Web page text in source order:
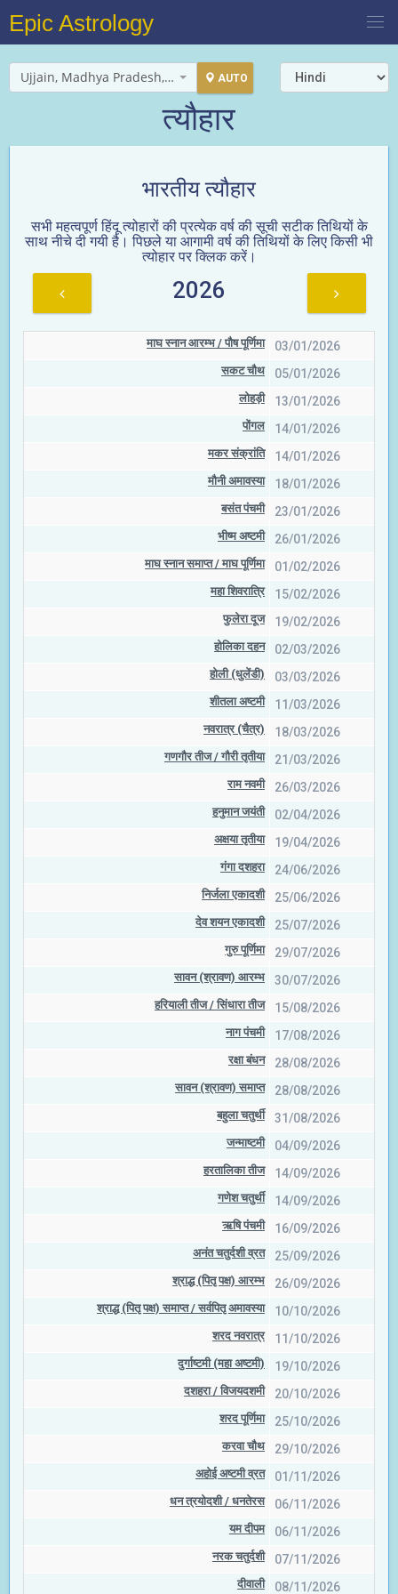
Epic Astrology
Ujjain, Madhya Pradesh, India AUTO
त्यौहार
भारतीय त्यौहार
सभी महत्वपूर्ण हिंदू त्योहारों की प्रत्येक वर्ष की सूची सटीक तिथियों के
साथ नीचे दी गयी है। पिछले या आगामी वर्ष की तिथियों के लिए किसी भी
त्योहार पर क्लिक करें।
2026
माघ स्नान आरम्भ / पौष पूर्णिमा 03/01/2026
सकट चौथ 05/01/2026
लोहड़ी 13/01/2026
पोंगल 14/01/2026
मकर संक्रांति 14/01/2026
मौनी अमावस्या 18/01/2026
बसंत पंचमी 23/01/2026
भीष्म अष्टमी 26/01/2026
माघ स्नान समाप्त / माघ पूर्णिमा 01/02/2026
महा शिवरात्रि 15/02/2026
फुलेरा दूज 19/02/2026
होलिका दहन 02/03/2026
होली (धुलेंडी) 03/03/2026
शीतला अष्टमी 11/03/2026
नवरात्र (चैत्र) 18/03/2026
गणगौर तीज / गौरी तृतीया 21/03/2026
राम नवमी 26/03/2026
हनुमान जयंती 02/04/2026
अक्षया तृतीया 19/04/2026
गंगा दशहरा 24/06/2026
निर्जला एकादशी 25/06/2026
देव शयन एकादशी 25/07/2026
गुरु पूर्णिमा 29/07/2026
सावन (श्रावण) आरम्भ 30/07/2026
हरियाली तीज / सिंधारा तीज 15/08/2026
नाग पंचमी 17/08/2026
रक्षा बंधन 28/08/2026
सावन (श्रावण) समाप्त 28/08/2026
बहुला चतुर्थी 31/08/2026
जन्माष्टमी 04/09/2026
हरतालिका तीज 14/09/2026
गणेश चतुर्थी 14/09/2026
ऋषि पंचमी 16/09/2026
अनंत चतुर्दशी व्रत 25/09/2026
श्राद्ध (पितृ पक्ष) आरम्भ 26/09/2026
श्राद्ध (पितृ पक्ष) समाप्त / सर्वपितृ अमावस्या 10/10/2026
शरद नवरात्र 11/10/2026
दुर्गाष्टमी (महा अष्टमी) 19/10/2026
दशहरा / विजयदशमी 20/10/2026
शरद पूर्णिमा 25/10/2026
करवा चौथ 29/10/2026
अहोई अष्टमी व्रत 01/11/2026
धन त्रयोदशी / धनतेरस 06/11/2026
यम दीपम 06/11/2026
नरक चतुर्दशी 07/11/2026
दीवाली 08/11/2026